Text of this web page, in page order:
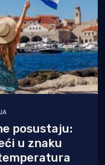
posustaju:
u znaku